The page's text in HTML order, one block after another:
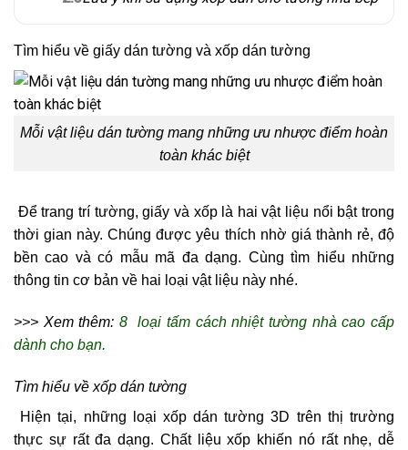
Tìm hiểu về giấy dán tường và xốp dán tường
Mỗi vật liệu dán tường mang những ưu nhược điểm hoàn
toàn khác biệt
Để trang trí tường, giấy và xốp là hai vật liệu nổi bật trong
thời gian này. Chúng được yêu thích nhờ giá thành rẻ, độ
bền cao và có mẫu mã đa dạng. Cùng tìm hiểu những
thông tin cơ bản về hai loại vật liệu này nhé.
>>> Xem thêm: 8 loại tấm cách nhiệt tường nhà cao cấp
dành cho bạn.
Tìm hiểu về xốp dán tường
Hiện tại, những loại xốp dán tường 3D trên thị trường
thực sự rất đa dạng. Chất liệu xốp khiến nó rất nhẹ, dễ